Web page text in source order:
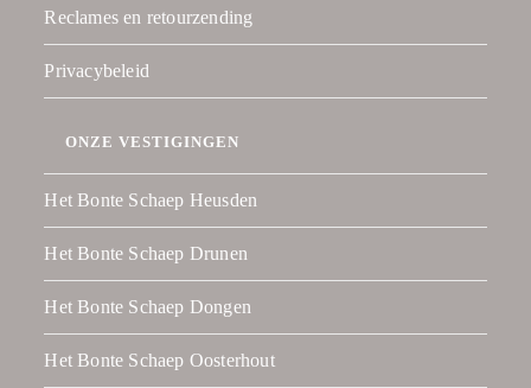
Reclames en retourzending
Privacybeleid
ONZE VESTIGINGEN
Het Bonte Schaep Heusden
Het Bonte Schaep Drunen
Het Bonte Schaep Dongen
Het Bonte Schaep Oosterhout